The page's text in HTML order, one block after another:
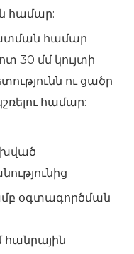
համար:
համար
30 մմ կույտի
ու ցածր
համար:
օգտագործման